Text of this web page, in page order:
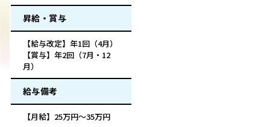
昇給・賞与
【給与改定】年1回（4月）
【賞与】年2回（7月・12
月）
給与備考
【月給】25万円～35万円